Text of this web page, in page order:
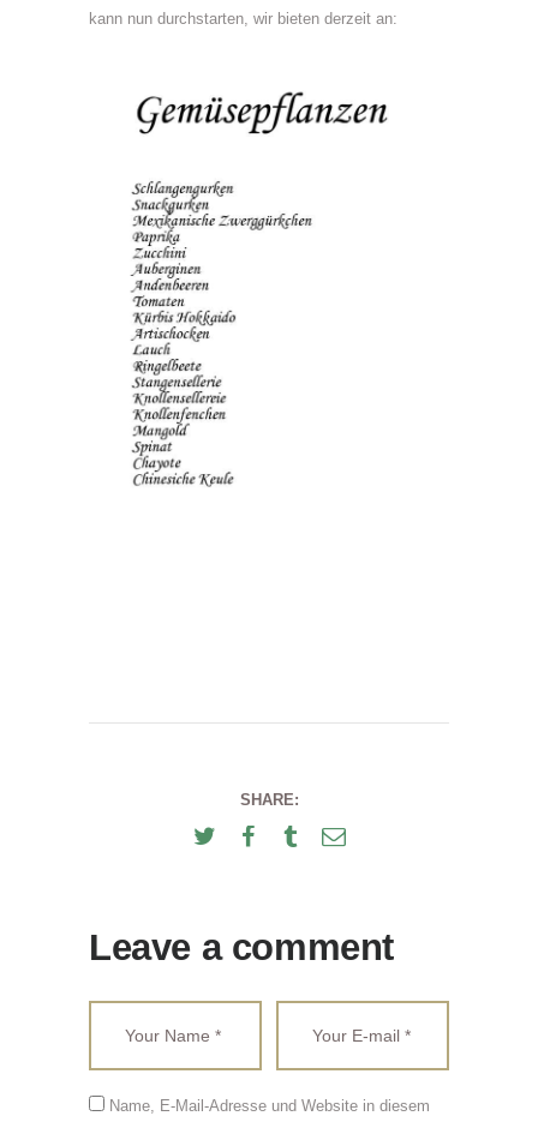
kann nun durchstarten, wir bieten derzeit an:
SHARE:
Leave a comment
Name, E-Mail-Adresse und Website in diesem